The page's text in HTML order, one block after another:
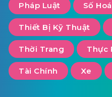
Pháp Luật Số Hoá
Thiết Bị Kỹ Thuật
Thời Trang Thực
Tài Chính Xe